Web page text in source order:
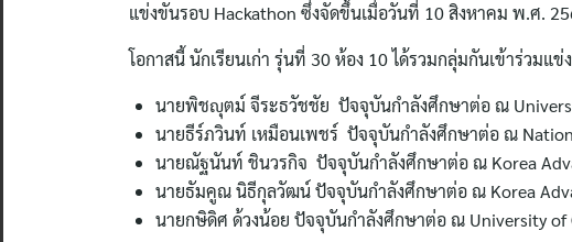
แข่งขันรอบ Hackathon ซึ่งจัดขึ้นเมื่อวันที่ 10 สิงหาคม พ.ศ.
โอกาสนี้ นักเรียนเก่า รุ่นที่ 30 ห้อง 10 ได้รวมกลุ่มกันเข้าร่วม
นายพิชญุตม์ จีระธวัชชัย ปัจจุบันกำลังศึกษาต่อ ณ
นายธีร์ภวินท์ เหมือนเพชร์ ปัจจุบันกำลังศึกษาต่อ ณ
นายณัฐนันท์ ชินวรกิจ ปัจจุบันกำลังศึกษาต่อ ณ Korea
นายธัมคูณ นิธีกุลวัฒน์ ปัจจุบันกำลังศึกษาต่อ ณ Korea
นายกษิดิศ ด้วงน้อย ปัจจุบันกำลังศึกษาต่อ ณ University of